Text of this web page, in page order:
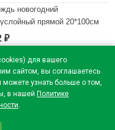
для вашего
сайтом, вы соглашаетесь
узнать больше о том,
в нашей Политике
.
новогодний
прямой 20*100см
В наличии
₽